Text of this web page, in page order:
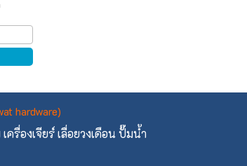
hardware)
ครื่องเจียร์ เลื่อยวงเดือน ปั๊มน้ำ